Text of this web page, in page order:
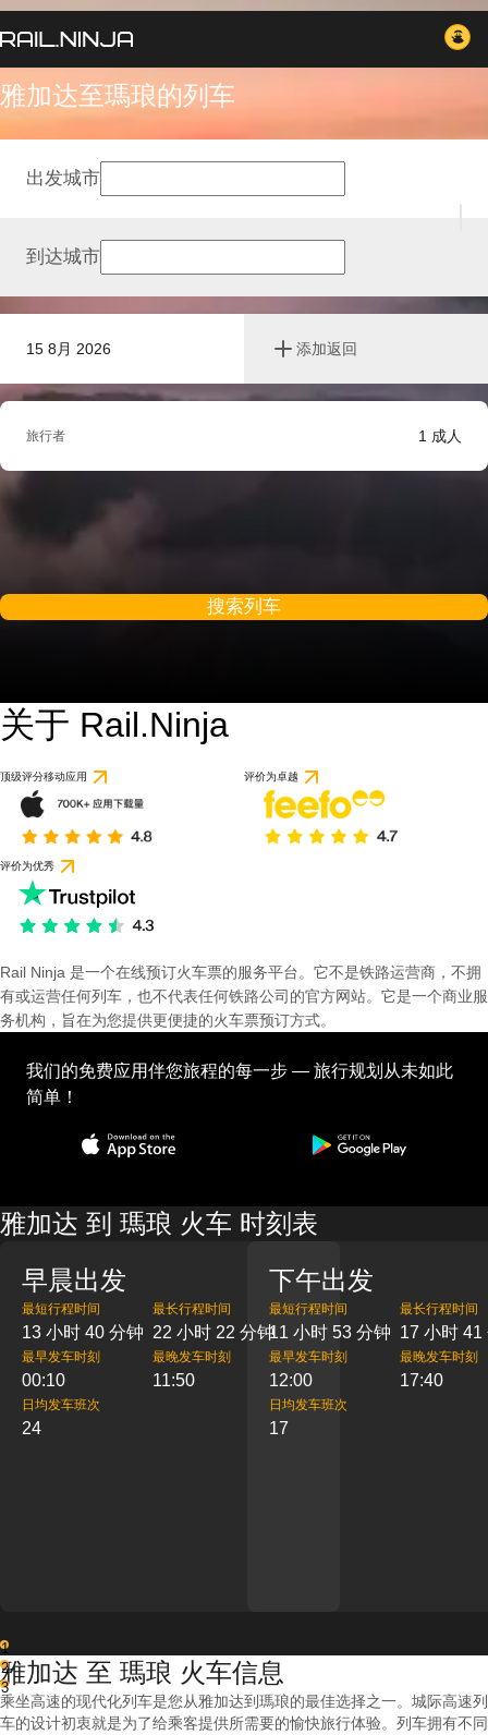
雅加达至瑪琅的列车
15 8月 2026 添加返回
出发城市
到达城市
旅行者 1 成人
搜索列车
关于 Rail.Ninja
顶级评分移动应用 评价为卓越
评价为优秀
Rail Ninja 是一个在线预订火车票的服务平台。它不是铁路运营商，不拥
有或运营任何列车，也不代表任何铁路公司的官方网站。它是一个商业服
务机构，旨在为您提供更便捷的火车票预订方式。
我们的免费应用伴您旅程的每一步 — 旅行规划从未如此
简单！
雅加达 到 瑪琅 火车 时刻表
早晨出发
最短行程时间
13 小时 40 分钟
最长行程时间
22 小时 22 分钟
最早发车时刻
00:10
最晚发车时刻
11:50
日均发车班次
24
下午出发
最短行程时间
11 小时 53 分钟
最长行程时间
17 小时 41
最早发车时刻
12:00
最晚发车时刻
17:40
日均发车班次
17
1
2
3
雅加达 至 瑪琅 火车信息
乘坐高速的现代化列车是您从雅加达到瑪琅的最佳选择之一。城际高速列
车的设计初衷就是为了给乘客提供所需要的愉快旅行体验。列车拥有不同